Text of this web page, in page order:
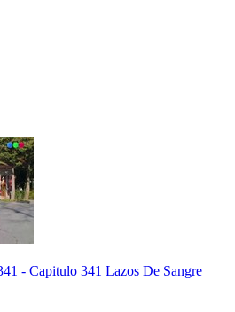
- Capitulo 341 Lazos De Sangre